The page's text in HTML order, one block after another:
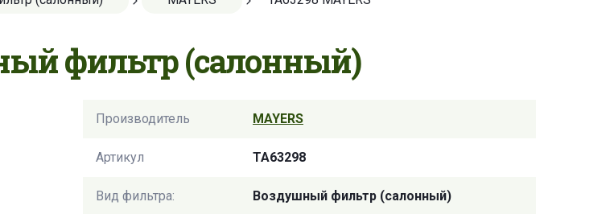
фильтр (салонный)
Производитель MAYERS
Артикул TA63298
Вид фильтра: Воздушный фильтр (салонный)